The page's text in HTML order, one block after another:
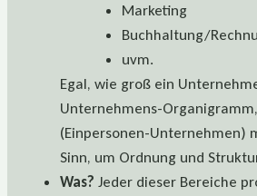
Marketing
Buchhaltung/
uvm.
Egal, wie groß ein
Unternehmens-
(Einpersonen-Unternehmen)
Sinn, um Ordnung und
Was? Jeder dieser Bereiche